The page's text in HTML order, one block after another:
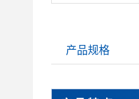
产品规格